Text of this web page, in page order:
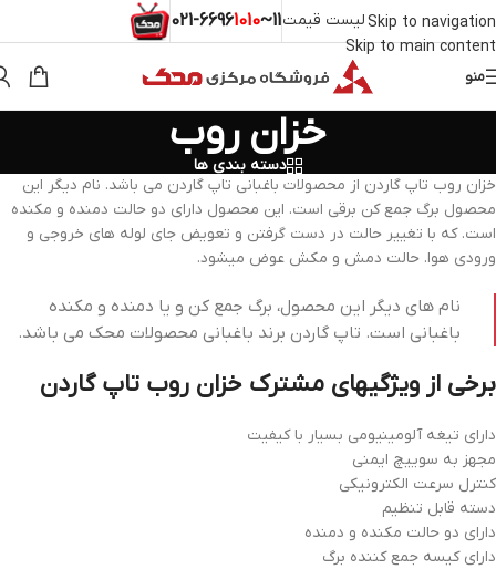
Skip to navigation
Skip to main content
لیست قیمت11~021-
66961010
منو
خزان روب
دسته بندی ها
خزان روب تاپ گاردن از محصولات باغبانی تاپ گاردن می باشد. نام دیگر این
محصول برگ جمع کن برقی است. این محصول دارای دو حالت دمنده و مکنده
است. که با تغییر حالت در دست گرفتن و تعویض جای لوله های خروجی و
ورودی هوا. حالت دمش و مکش عوض میشود.
نام های دیگر این محصول، برگ جمع کن و یا دمنده و مکنده
باغبانی است. تاپ گاردن برند باغبانی محصولات محک می باشد.
برخی از ویژگیهای مشترک خزان روب تاپ گاردن
داراي تيغه آلومينيومي بسيار با کيفيت
مجهز به سوييچ ايمني
کنترل سرعت الکترونيکي
دسته قابل تنظيم
دارای دو حالت مکنده و دمنده
دارای کیسه جمع کننده برگ